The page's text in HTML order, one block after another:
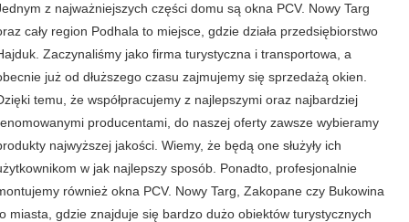
z najważniejszych części domu są okna PCV. Nowy Targ
cały region Podhala to miejsce, gdzie działa przedsiębiorstwo
Zaczynaliśmy jako firma turystyczna i transportowa, a
już od dłuższego czasu zajmujemy się sprzedażą okien.
temu, że współpracujemy z najlepszymi oraz najbardziej
producentami, do naszej oferty zawsze wybieramy
najwyższej jakości. Wiemy, że będą one służyły ich
w jak najlepszy sposób. Ponadto, profesjonalnie
również okna PCV. Nowy Targ, Zakopane czy Bukowina
miasta, gdzie znajduje się bardzo dużo obiektów turystycznych